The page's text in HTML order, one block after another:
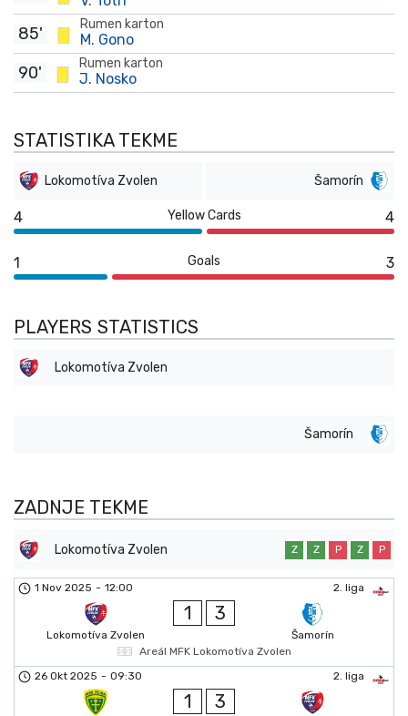
Rumen karton
M. Gono
85'
Rumen karton
J. Nosko
90'
STATISTIKA TEKME
Lokomotíva Zvolen Šamorín
4 Yellow Cards 4
1 Goals 3
PLAYERS STATISTICS
Lokomotíva Zvolen
Šamorín
ZADNJE TEKME
Lokomotíva Zvolen Z Z P Z P
2. liga
1 Nov 2025 - 12:00
Lokomotíva Zvolen
1 3
Šamorín
Areál MFK Lokomotíva Zvolen
2. liga
26 Okt 2025 - 09:30
1 3